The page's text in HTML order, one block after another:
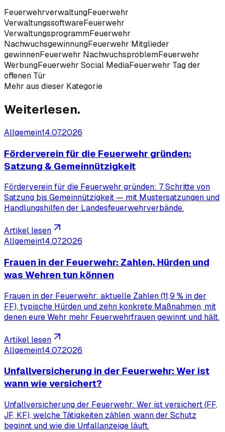
FeuerwehrverwaltungFeuerwehr
VerwaltungssoftwareFeuerwehr
VerwaltungsprogrammFeuerwehr
NachwuchsgewinnungFeuerwehr Mitglieder
gewinnenFeuerwehr NachwuchsproblemFeuerwehr
WerbungFeuerwehr Social MediaFeuerwehr Tag der
offenen Tür
Mehr aus dieser Kategorie
Weiterlesen.
Allgemein14.07.2026
Förderverein für die Feuerwehr gründen:
Satzung & Gemeinnützigkeit
Förderverein für die Feuerwehr gründen: 7 Schritte von
Satzung bis Gemeinnützigkeit — mit Mustersatzungen und
Handlungshilfen der Landesfeuerwehrverbände.
Artikel lesen
Allgemein14.07.2026
Frauen in der Feuerwehr: Zahlen, Hürden und
was Wehren tun können
Frauen in der Feuerwehr: aktuelle Zahlen (11,9 % in der
FF), typische Hürden und zehn konkrete Maßnahmen, mit
denen eure Wehr mehr Feuerwehrfrauen gewinnt und hält.
Artikel lesen
Allgemein14.07.2026
Unfallversicherung in der Feuerwehr: Wer ist
wann wie versichert?
Unfallversicherung der Feuerwehr: Wer ist versichert (FF,
JF, KF), welche Tätigkeiten zählen, wann der Schutz
beginnt und wie die Unfallanzeige läuft.